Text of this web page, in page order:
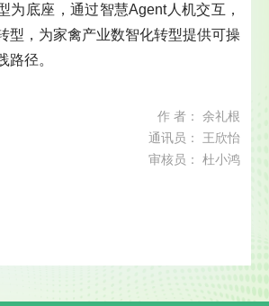
为底座，通过智慧Agent人机交互，
型，为家禽产业数智化转型提供可操
路径。
作 者： 余礼根
通讯员： 王欣怡
审核员： 杜小鸿